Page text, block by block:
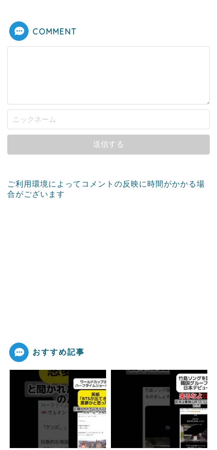
COMMENT
ご利用環境によってコメントの反映に時間がかかる場
合がございます
おすすめ記事